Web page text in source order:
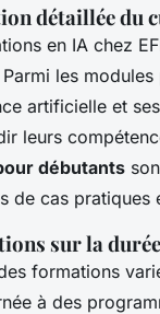
détaillée du
en IA chez
les
artificielle et
leurs
débutants
de cas pratiques
sur la
formations
à des